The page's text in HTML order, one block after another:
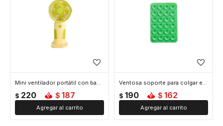
Mini ventilador portátil con base - Verde
$ 220 $ 187
Ventosa soporte para colgar el celular - Verde
$ 190 $ 162